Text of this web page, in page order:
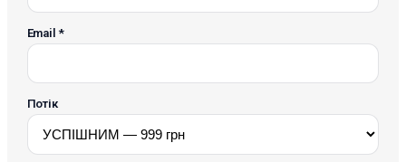
Email *
Потік